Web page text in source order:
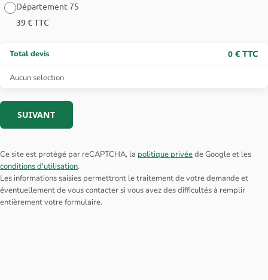
Département 75
39 € TTC
Total devis 0 € TTC
Aucun selection
SUIVANT
Ce site est protégé par reCAPTCHA, la politique privéede Google et les
conditions d'utilisation.
Les informations saisies permettront le traitement de votre demande et
éventuellement de vous contacter si vous avez des difficultés à remplir
entièrement votre formulaire.